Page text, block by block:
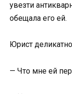
увезти
обещала его ей.
Юрист
— Что мне ей